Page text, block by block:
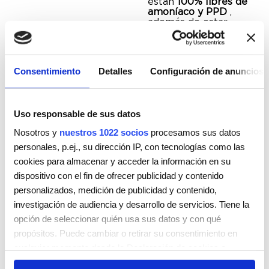
Consentimiento Detalles Configuración de anuncios
Uso responsable de sus datos
Nosotros y nuestros 1022 socios procesamos sus datos
personales, p.ej., su dirección IP, con tecnologías como las
cookies para almacenar y acceder la información en su
dispositivo con el fin de ofrecer publicidad y contenido
personalizados, medición de publicidad y contenido,
investigación de audiencia y desarrollo de servicios. Tiene la
opción de seleccionar quién usa sus datos y con qué
propósitos. Puede cambiar o retirar su consentimiento en
clicando en el Menú de consentimiento.
amoníaco y PPD ,
además de estar
formulados con
ingredientes
naturales como la
manteca de karité.
Encuentra tu salón
y enamórate de los
resultados.
Encuentra tu salón
más cercano aquí.